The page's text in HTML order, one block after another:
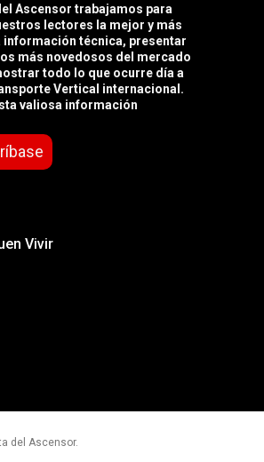
Ascensor trabajamos para
lectores la mejor y más
información técnica, presentar
más novedosos del mercado
todo lo que ocurre día a
Vertical internacional.
valiosa información
Vivir
del Ascensor.